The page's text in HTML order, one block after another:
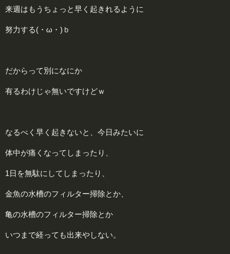
来週はもうちょっと早く起きれるように
努力する(・ω・)ｂ
だからって別になにか
有るわけじゃ無いですけどｗ
なるべく早く起きないと、今日みたいに
体中が痛くなってしまったり、
1日を無駄にしてしまったり、
金魚の水槽のフィルター掃除とか、
亀の水槽のフィルター掃除とか
いつまで経っても出来やしない。